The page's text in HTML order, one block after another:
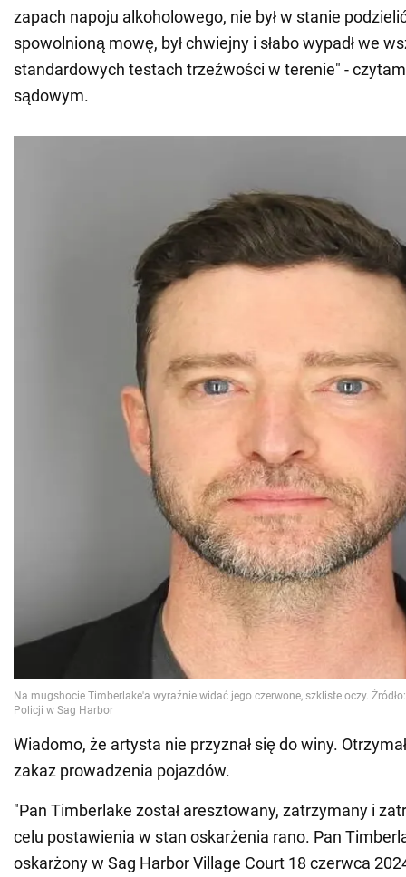
zapach napoju alkoholowego, nie był w stanie
spowolnioną mowę, był chwiejny i słabo wypadł we
standardowych testach trzeźwości w terenie" -
sądowym.
Wiadomo, że artysta nie przyznał się do winy.
zakaz prowadzenia pojazdów.
"Pan Timberlake został aresztowany, zatrzymany i
celu postawienia w stan oskarżenia rano. Pan
oskarżony w Sag Harbor Village Court 18 czerwca